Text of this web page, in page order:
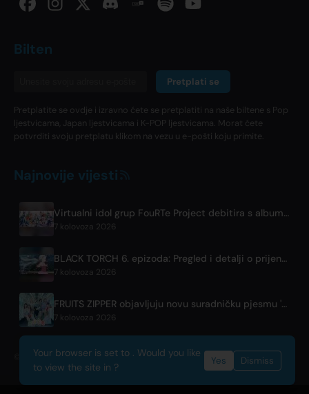
Bilten
Pretplati se
Pretplatite se ovdje i izravno ćete se pretplatiti na naše biltene s Pop
ljestvicama, Japan ljestvicama i K-POP ljestvicama. Morat ćete
potvrditi svoju pretplatu klikom na vezu u e-pošti koju primite.
Najnovije vijesti
Virtualni idol grup FouRTe Project debitira s albumom 'ALL IN' u produkciji m-flo-a ☆Taku Takahashija
7 kolovoza 2026
BLACK TORCH 6. epizoda: Pregled i detalji o prijenosu
7 kolovoza 2026
FRUITS ZIPPER objavljuju novu suradničku pjesmu '1,2,3,FOOOOUR'
7 kolovoza 2026
© 2026 OnlyHit. All rights reserved. - Metadata provided byACRCloud
Your browser is set to . Would you like
to view the site in ?
Yes Dismiss